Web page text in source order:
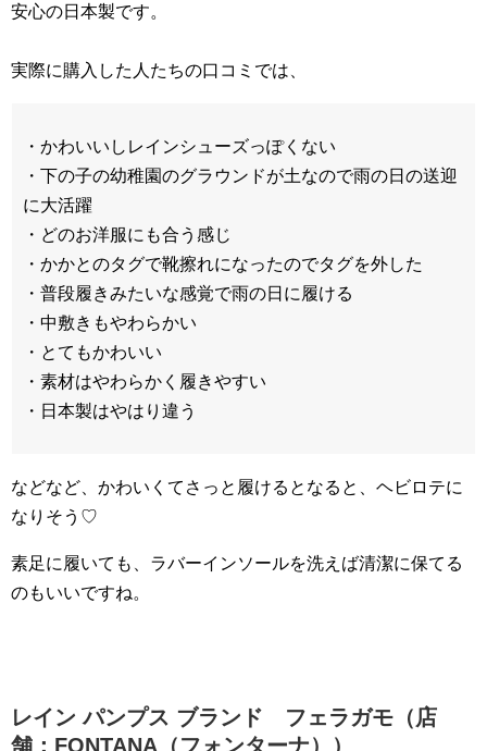
安心の日本製です。
実際に購入した人たちの口コミでは、
・かわいいしレインシューズっぽくない
・下の子の幼稚園のグラウンドが土なので雨の日の送迎
に大活躍
・どのお洋服にも合う感じ
・かかとのタグで靴擦れになったのでタグを外した
・普段履きみたいな感覚で雨の日に履ける
・中敷きもやわらかい
・とてもかわいい
・素材はやわらかく履きやすい
・日本製はやはり違う
などなど、かわいくてさっと履けるとなると、ヘビロテに
なりそう♡
素足に履いても、ラバーインソールを洗えば清潔に保てる
のもいいですね。
レイン パンプス ブランド フェラガモ（店
舗：FONTANA（フォンターナ））